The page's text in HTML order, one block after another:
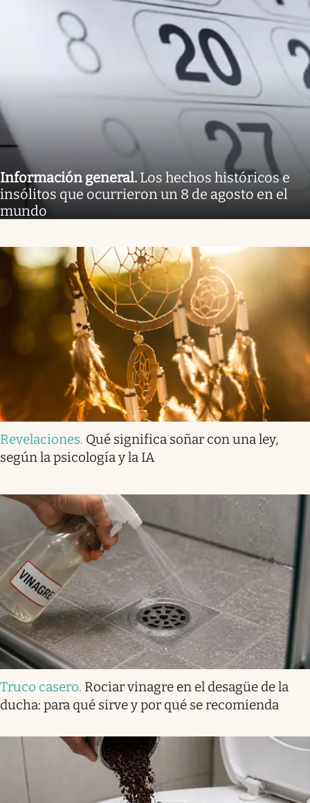
Información general. Los hechos históricos e
insólitos que ocurrieron un 8 de agosto en el
mundo
Revelaciones. Qué significa soñar con una ley,
según la psicología y la IA
Truco casero. Rociar vinagre en el desagüe de la
ducha: para qué sirve y por qué se recomienda